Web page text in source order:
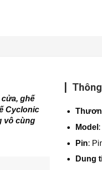
Model
Pin:
Dung
cửa, ghế
Cyclonic
vô cùng